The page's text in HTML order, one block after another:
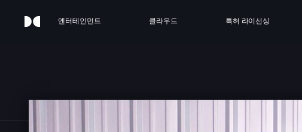
엔터테인먼트 클라우드 특허 라이선싱